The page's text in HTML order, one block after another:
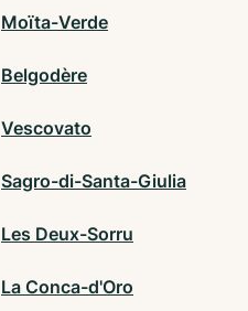
Moïta-Verde
Belgodère
Vescovato
Sagro-di-Santa-Giulia
Les Deux-Sorru
La Conca-d'Oro